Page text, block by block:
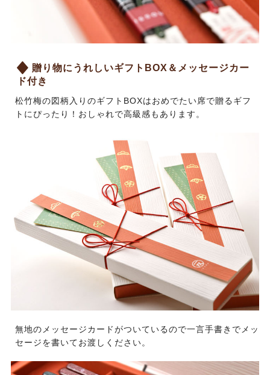
贈り物にうれしいギフトBOX＆メッセージカー
ド付き
松竹梅の図柄入りのギフトBOXはおめでたい席で贈るギフ
トにぴったり！おしゃれで高級感もあります。
無地のメッセージカードがついているので一言手書きでメッ
セージを書いてお渡しください。